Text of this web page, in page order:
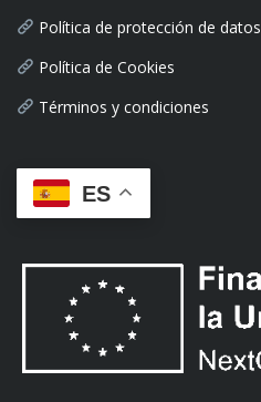
Política de protección de datos
Política de Cookies
Términos y condiciones
ES